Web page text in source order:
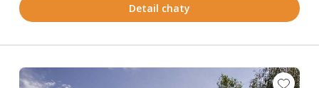
Detail chaty